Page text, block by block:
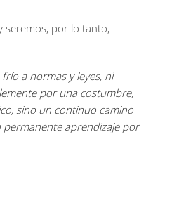
seremos, por lo tanto,
a normas y leyes, ni
por una costumbre,
sino un continuo camino
permanente aprendizaje por